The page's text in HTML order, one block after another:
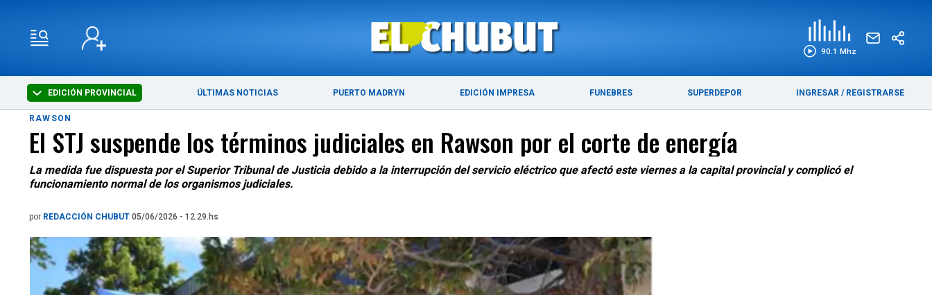
90.1 Mhz
EDICIÓN PROVINCIAL ÚLTIMAS NOTICIAS PUERTO MADRYN EDICIÓN IMPRESA FUNEBRES SUPERDEPOR INGRESAR / REGISTRARSE
ÚLTIMAS NOTICIAS PUERTO MADRYN
RAWSON
El STJ suspende los términos judiciales en Rawson por el corte de energía
La medida fue dispuesta por el Superior Tribunal de Justicia debido a la interrupción del servicio eléctrico que afectó este viernes a la capital provincial y complicó el
funcionamiento normal de los organismos judiciales.
por REDACCIÓN CHUBUT 05/06/2026 - 12.29.hs